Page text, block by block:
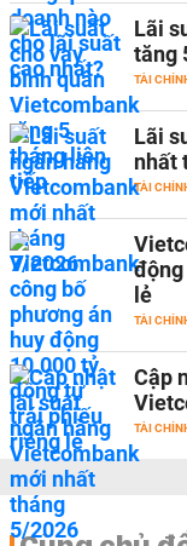
Lãi
tăng
TÀI
Lãi
nhất
TÀI
lẻ
TÀI
Cập
TÀI